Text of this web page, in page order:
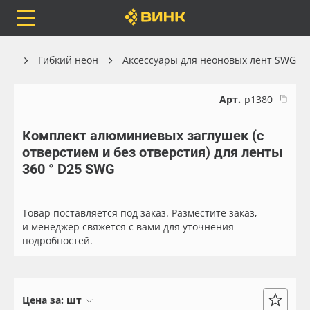
Каталог
Orafol
Бренды
Доставка
Весь каталог
Рулонные материалы
Самоклеящиеся плёнки
Листовые материалы
Гибкий неон Аксессуары для неоновых лент SWG
Арт. р1380
Комплект алюминиевых заглушек (с
отверстием и без отверстия) для ленты
360 ° D25 SWG
Товар поставляется под заказ. Разместите заказ,
и менеджер свяжется с вами для уточнения
подробностей.
Цена за: шт